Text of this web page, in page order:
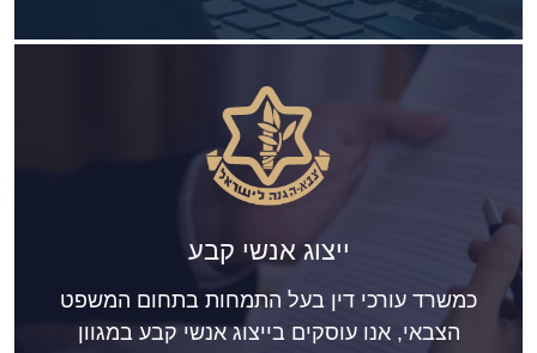
ייצוג אנשי קבע
כמשרד עורכי דין בעל התמחות בתחום המשפט
הצבאי, אנו עוסקים בייצוג אנשי קבע במגוון